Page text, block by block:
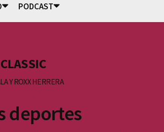
PODCAST
Y ROXX HERRERA
deportes